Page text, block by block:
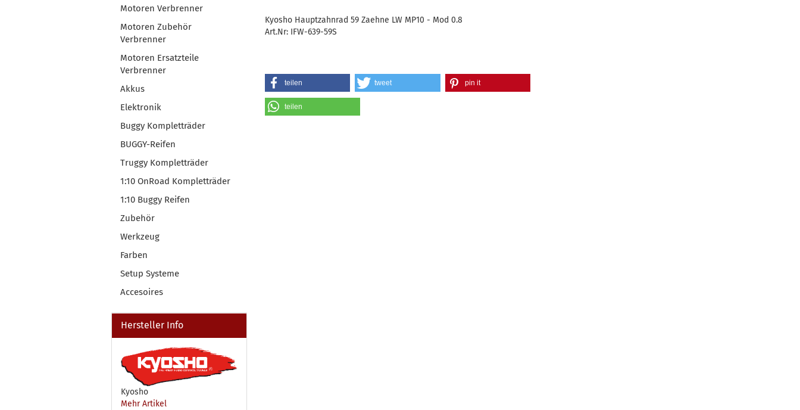
Kyosho Hauptzahnrad 59 Zaehne LW MP10 - Mod 0.8
Art.Nr: IFW-639-59S
teilen tweet pin it
teilen
Motoren Verbrenner
Motoren Zubehör
Verbrenner
Motoren Ersatzteile
Verbrenner
Akkus
Elektronik
Buggy Kompletträder
BUGGY-Reifen
Truggy Kompletträder
1:10 OnRoad Kompletträder
1:10 Buggy Reifen
Zubehör
Werkzeug
Farben
Setup Systeme
Accesoires
Hersteller Info
Kyosho
Mehr Artikel